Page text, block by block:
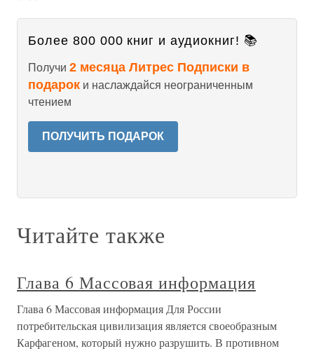
Более 800 000 книг и аудиокниг! 📚
Получи 2 месяца Литрес Подписки в
подарок и наслаждайся неограниченным
чтением
ПОЛУЧИТЬ ПОДАРОК
Читайте также
Глава 6 Массовая информация
Глава 6 Массовая информация Для России
потребительская цивилизация является своеобразным
Карфагеном, который нужно разрушить. В противном